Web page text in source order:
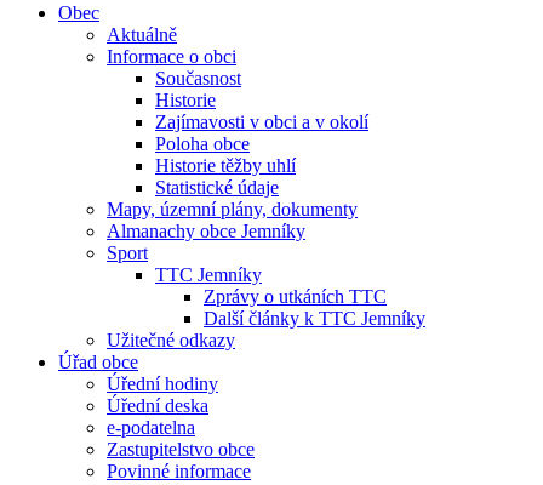
Obec
Aktuálně
Informace o obci
Současnost
Historie
Zajímavosti v obci a v okolí
Poloha obce
Historie těžby uhlí
Statistické údaje
Mapy, územní plány, dokumenty
Almanachy obce Jemníky
Sport
TTC Jemníky
Zprávy o utkáních TTC
Další články k TTC Jemníky
Užitečné odkazy
Úřad obce
Úřední hodiny
Úřední deska
e-podatelna
Zastupitelstvo obce
Povinné informace